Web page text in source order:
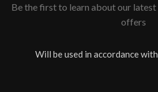
Be the first to learn about our
offers
Will be used in accordance